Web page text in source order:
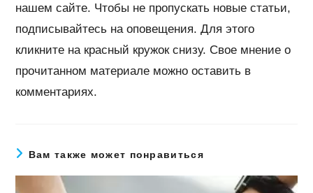
нашем сайте. Чтобы не пропускать новые статьи,
подписывайтесь на оповещения. Для этого
кликните на красный кружок снизу. Свое мнение о
прочитанном материале можно оставить в
комментариях.
Вам также может понравиться